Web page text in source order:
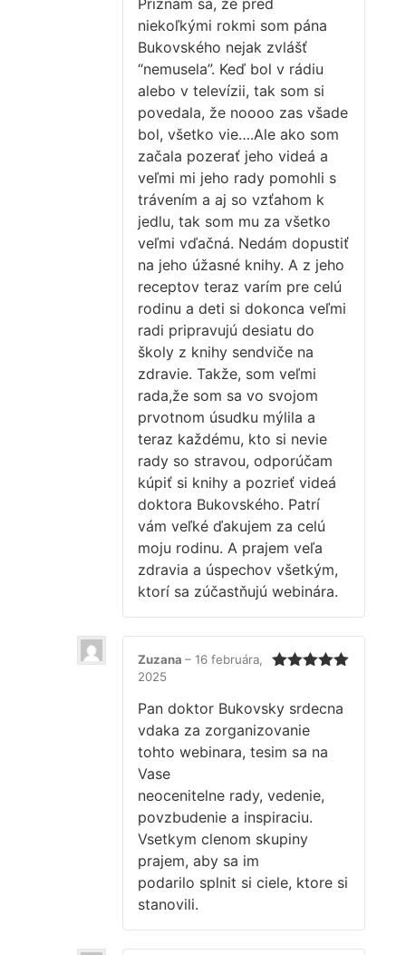
Priznám sa, že pred
niekoľkými rokmi som pána
Bukovského nejak zvlášť
“nemusela”. Keď bol v rádiu
alebo v televízii, tak som si
povedala, že noooo zas všade
bol, všetko vie….Ale ako som
začala pozerať jeho videá a
veľmi mi jeho rady pomohli s
trávením a aj so vzťahom k
jedlu, tak som mu za všetko
veľmi vďačná. Nedám dopustiť
na jeho úžasné knihy. A z jeho
receptov teraz varím pre celú
rodinu a deti si dokonca veľmi
radi pripravujú desiatu do
školy z knihy sendviče na
zdravie. Takže, som veľmi
rada,že som sa vo svojom
prvotnom úsudku mýlila a
teraz každému, kto si nevie
rady so stravou, odporúčam
kúpiť si knihy a pozrieť videá
doktora Bukovského. Patrí
vám veľké ďakujem za celú
moju rodinu. A prajem veľa
zdravia a úspechov všetkým,
ktorí sa zúčastňujú webinára.
Zuzana – 16 februára,
2025
Pan doktor Bukovsky srdecna
vdaka za zorganizovanie
tohto webinara, tesim sa na
Vase
neocenitelne rady, vedenie,
povzbudenie a inspiraciu.
Vsetkym clenom skupiny
prajem, aby sa im
podarilo splnit si ciele, ktore si
stanovili.